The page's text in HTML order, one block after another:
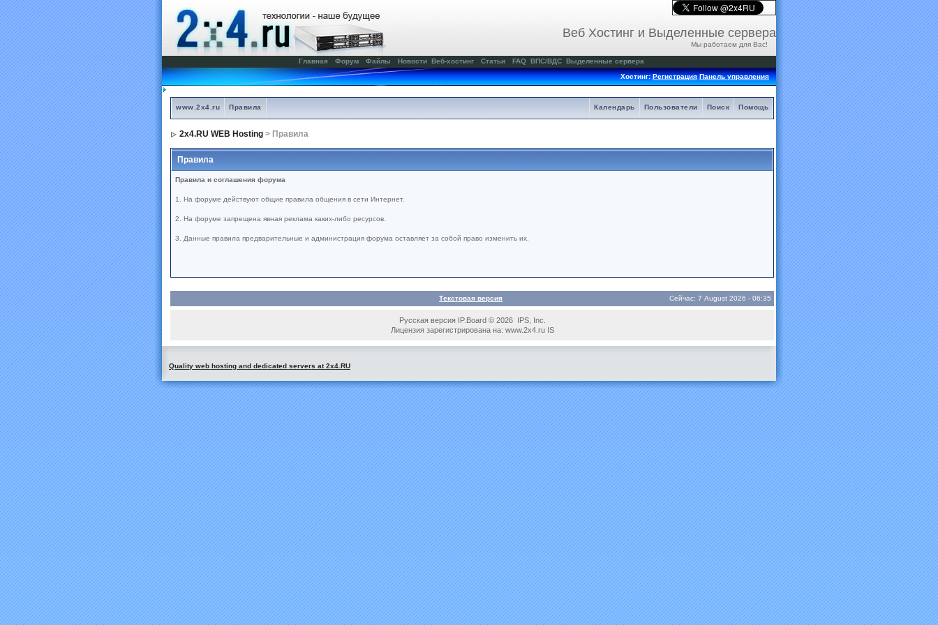
Веб Хостинг и Выделенные сервера
Мы работаем для Вас!
Главная Форум Файлы Новости Веб-хостинг Статьи FAQ ВПС/ВДС Выделенные сервера
Хостинг:Регистрация Панель управления
www.2x4.ru Правила Помощь
Поиск
Пользователи
Календарь
2x4.RU WEB Hosting > Правила
Правила
Правила и соглашения форума
1. На форуме действуют общие правила общения в сети Интернет.
2. На форуме запрещена явная реклама каких-либо ресурсов.
3. Данные правила предварительные и администрация форума оставляет за собой право изменить их.
Текстовая версия Сейчас: 7 August 2026 - 06:35
Русская версия IP.Board © 2026 IPS, Inc.
Лицензия зарегистрирована на: www.2x4.ru IS
Quality web hosting and dedicated servers at 2x4.RU